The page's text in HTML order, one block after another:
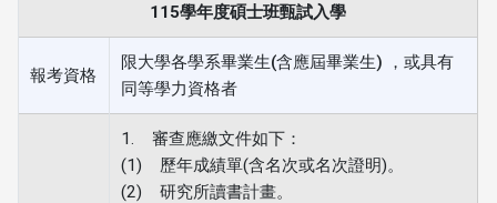
115學年度碩士班甄試入學
報考資格
限大學各學系畢業生(含應屆畢業生) ，或具有
同等學力資格者
1. 審查應繳文件如下：
(1) 歷年成績單(含名次或名次證明)。
(2) 研究所讀書計畫。